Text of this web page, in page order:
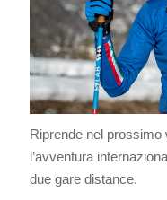
Riprende nel
l’avventura
due gare distance.